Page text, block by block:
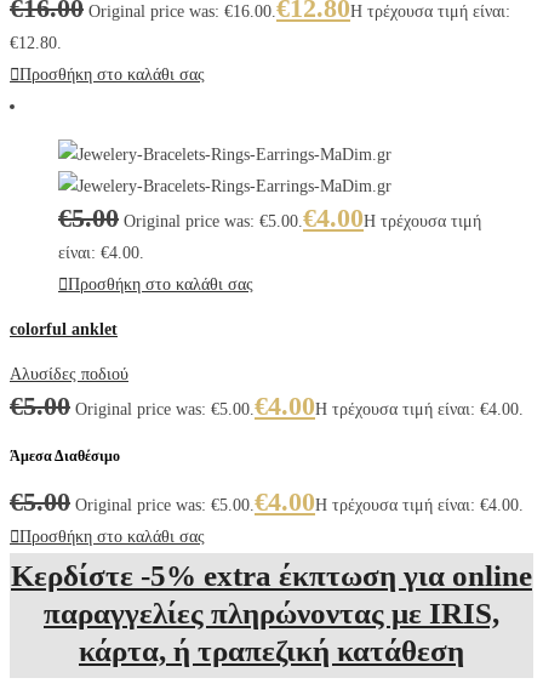
€16.00 Original price was: €16.00. €12.80Η τρέχουσα τιμή είναι:
€12.80.
Προσθήκη στο καλάθι σας
€5.00 Original price was: €5.00. €4.00Η τρέχουσα τιμή
είναι: €4.00.
Προσθήκη στο καλάθι σας
colorful anklet
Αλυσίδες ποδιού
€5.00 Original price was: €5.00. €4.00Η τρέχουσα τιμή είναι: €4.00.
Άμεσα Διαθέσιμο
€5.00 Original price was: €5.00. €4.00Η τρέχουσα τιμή είναι: €4.00.
Προσθήκη στο καλάθι σας
Κερδίστε -5% extra έκπτωση για online
παραγγελίες πληρώνοντας με IRIS,
κάρτα, ή τραπεζική κατάθεση